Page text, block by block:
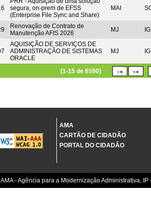
segura, on-prem de EFSS
(Enterprise File Sync and Share)
MAI
Renovação de Contrato de
Manutenção AFIS 2026
MJ
AQUISIÇÃO DE SERVIÇOS DE
ADMINISTRAÇÃO DE SISTEMAS
ORACLE
MJ
(1-15 de 6590)
AMA
CARTÃO DE CIDADÃO
PORTAL DO CIDADÃO
AMA - Agência para a Modernização Administrativa,